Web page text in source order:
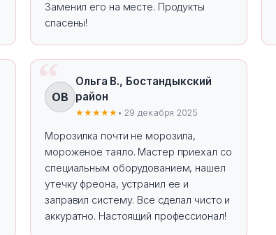
Заменил его на месте. Продукты
спасены!
ОВ
Ольга В., Бостандыкский
район
★★★★★ • 29 декабря 2025
Морозилка почти не морозила,
мороженое таяло. Мастер приехал со
специальным оборудованием, нашел
утечку фреона, устранил ее и
заправил систему. Все сделал чисто и
аккуратно. Настоящий профессионал!